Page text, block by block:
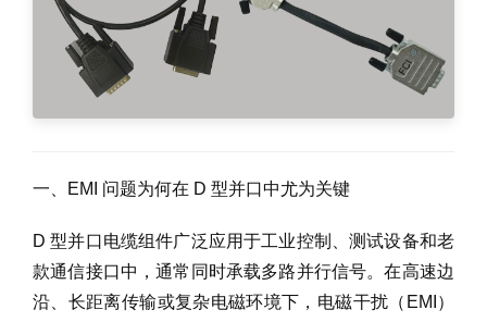
一、EMI 问题为何在 D 型并口中尤为关键
D 型并口电缆组件广泛应用于工业控制、测试设备和老
款通信接口中，通常同时承载多路并行信号。在高速边
沿、长距离传输或复杂电磁环境下，电磁干扰（EMI）